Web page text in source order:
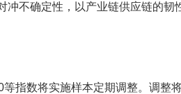
冲不确定性，以产业链供应链的韧
指数将实施样本定期调整。调整